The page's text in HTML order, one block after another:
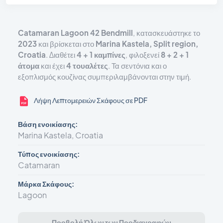
Catamaran Lagoon 42 Bendmill, κατασκευάστηκε το
2023 και βρίσκεται στο Marina Kastela, Split region,
Croatia. Διαθέτει4 + 1 καμπίνες, φιλοξενεί 8 + 2 + 1
άτομα και έχει4 τουαλέτες. Τα σεντόνια και ο
εξοπλισμός κουζίνας συμπεριλαμβάνονται στην τιμή.
Λήψη Λεπτομερειών Σκάφους σε PDF
Βάση ενοικίασης:
Marina Kastela, Croatia
Τύπος ενοικίασης:
Catamaran
Μάρκα Σκάφους:
Lagoon